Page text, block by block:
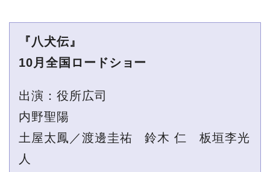
『八犬伝』
10月全国ロードショー
出演：役所広司
内野聖陽
土屋太鳳／渡邊圭祐 鈴木 仁 板垣李光
人